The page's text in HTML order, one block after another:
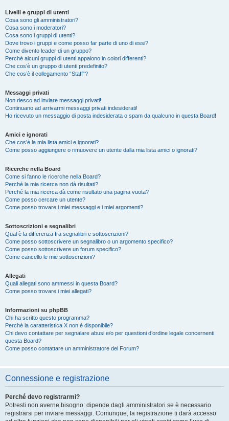
Livelli e gruppi di utenti
Cosa sono gli amministratori?
Cosa sono i moderatori?
Cosa sono i gruppi di utenti?
Dove trovo i gruppi e come posso far parte di uno di essi?
Come divento leader di un gruppo?
Perché alcuni gruppi di utenti appaiono in colori differenti?
Che cos’è un gruppo di utenti predefinito?
Che cos’è il collegamento “Staff”?
Messaggi privati
Non riesco ad inviare messaggi privati!
Continuano ad arrivarmi messaggi privati indesiderati!
Ho ricevuto un messaggio di posta indesiderata o spam da qualcuno in questa Board!
Amici e ignorati
Che cos’è la mia lista amici e ignorati?
Come posso aggiungere o rimuovere un utente dalla mia lista amici o ignorati?
Ricerche nella Board
Come si fanno le ricerche nella Board?
Perché la mia ricerca non dà risultati?
Perché la mia ricerca dà come risultato una pagina vuota?
Come posso cercare un utente?
Come posso trovare i miei messaggi e i miei argomenti?
Sottoscrizioni e segnalibri
Qual è la differenza fra segnalibri e sottoscrizioni?
Come posso sottoscrivere un segnalibro o un argomento specifico?
Come posso sottoscrivere un forum specifico?
Come cancello le mie sottoscrizioni?
Allegati
Quali allegati sono ammessi in questa Board?
Come posso trovare i miei allegati?
Informazioni su phpBB
Chi ha scritto questo programma?
Perché la caratteristica X non è disponibile?
Chi devo contattare per segnalare abusi e/o per questioni d’ordine legale concernenti
questa Board?
Come posso contattare un amministratore del Forum?
Connessione e registrazione
Perché devo registrarmi?
Potresti non averne bisogno: dipende dagli amministratori se è necessario
registrarsi per inviare messaggi. Comunque, la registrazione ti darà accesso